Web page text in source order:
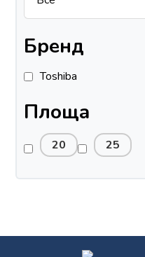
Бренд
Toshiba
Площа
20 25